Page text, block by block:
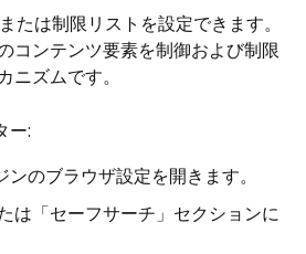
たは制限リストを設定できます。
コンテンツ要素を制御および制限
ニズムです。
ー:
のブラウザ設定を開きます。
は「セーフサーチ」セクションに